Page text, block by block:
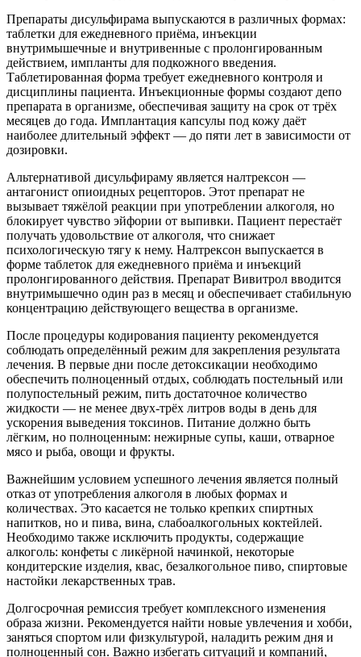
Препараты дисульфирама выпускаются в различных формах:
таблетки для ежедневного приёма, инъекции
внутримышечные и внутривенные с пролонгированным
действием, импланты для подкожного введения.
Таблетированная форма требует ежедневного контроля и
дисциплины пациента. Инъекционные формы создают депо
препарата в организме, обеспечивая защиту на срок от трёх
месяцев до года. Имплантация капсулы под кожу даёт
наиболее длительный эффект — до пяти лет в зависимости от
дозировки.
Альтернативой дисульфираму является налтрексон —
антагонист опиоидных рецепторов. Этот препарат не
вызывает тяжёлой реакции при употреблении алкоголя, но
блокирует чувство эйфории от выпивки. Пациент перестаёт
получать удовольствие от алкоголя, что снижает
психологическую тягу к нему. Налтрексон выпускается в
форме таблеток для ежедневного приёма и инъекций
пролонгированного действия. Препарат Вивитрол вводится
внутримышечно один раз в месяц и обеспечивает стабильную
концентрацию действующего вещества в организме.
После процедуры кодирования пациенту рекомендуется
соблюдать определённый режим для закрепления результата
лечения. В первые дни после детоксикации необходимо
обеспечить полноценный отдых, соблюдать постельный или
полупостельный режим, пить достаточное количество
жидкости — не менее двух-трёх литров воды в день для
ускорения выведения токсинов. Питание должно быть
лёгким, но полноценным: нежирные супы, каши, отварное
мясо и рыба, овощи и фрукты.
Важнейшим условием успешного лечения является полный
отказ от употребления алкоголя в любых формах и
количествах. Это касается не только крепких спиртных
напитков, но и пива, вина, слабоалкогольных коктейлей.
Необходимо также исключить продукты, содержащие
алкоголь: конфеты с ликёрной начинкой, некоторые
кондитерские изделия, квас, безалкогольное пиво, спиртовые
настойки лекарственных трав.
Долгосрочная ремиссия требует комплексного изменения
образа жизни. Рекомендуется найти новые увлечения и хобби,
заняться спортом или физкультурой, наладить режим дня и
полноценный сон. Важно избегать ситуаций и компаний,